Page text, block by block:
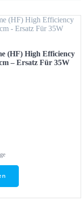
(HF) High Efficiency
– Ersatz Für 35W